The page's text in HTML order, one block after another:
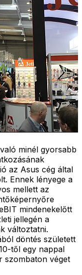
minél gyorsabb
az Asus cég által
Ennek lényege a
mellett az
mindenekelőtt
jellegén a
változtatni.
döntés született
től egy nappal
szombaton véget